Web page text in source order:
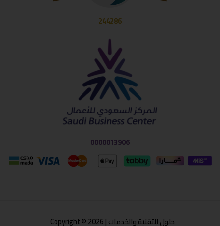
244286
0000013906
حلول التقنية والخدمات | Copyright © 2026